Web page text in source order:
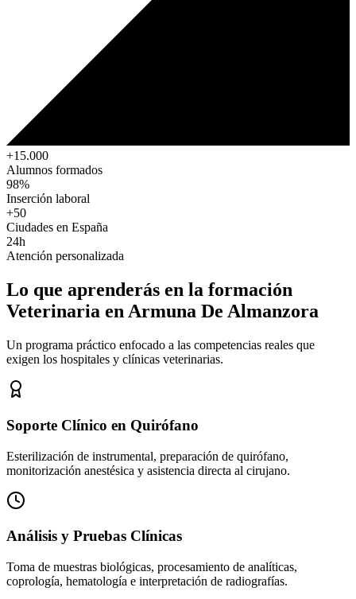
+15.000
Alumnos formados
98%
Inserción laboral
+50
Ciudades en España
24h
Atención personalizada
Lo que aprenderás en la formación
Veterinaria en Armuna De Almanzora
Un programa práctico enfocado a las competencias reales que
exigen los hospitales y clínicas veterinarias.
Soporte Clínico en Quirófano
Esterilización de instrumental, preparación de quirófano,
monitorización anestésica y asistencia directa al cirujano.
Análisis y Pruebas Clínicas
Toma de muestras biológicas, procesamiento de analíticas,
coprología, hematología e interpretación de radiografías.